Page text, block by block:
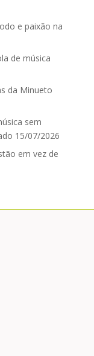
e paixão na
de música
da Minueto
sem
15/07/2026
em vez de